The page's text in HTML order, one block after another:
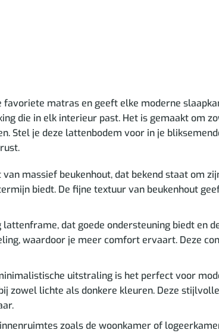
matras en geeft elke moderne
die in elk interieur past. Het is gemaakt om
Stel je deze lattenbodem voor in je
massief beukenhout, dat bekend staat om
biedt. De fijne textuur van beukenhout
dat goede ondersteuning biedt en
waardoor je meer comfort ervaart. Deze
uitstraling is het perfect voor
zowel lichte als donkere kleuren. Deze
zoals de woonkamer of